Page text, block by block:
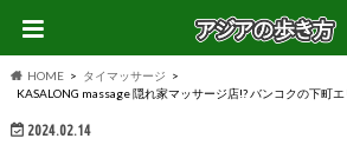
HOME
タイマッサージ
KASALONG massage 隠れ家マッサージ店!? バンコクの下町
2024.02.14